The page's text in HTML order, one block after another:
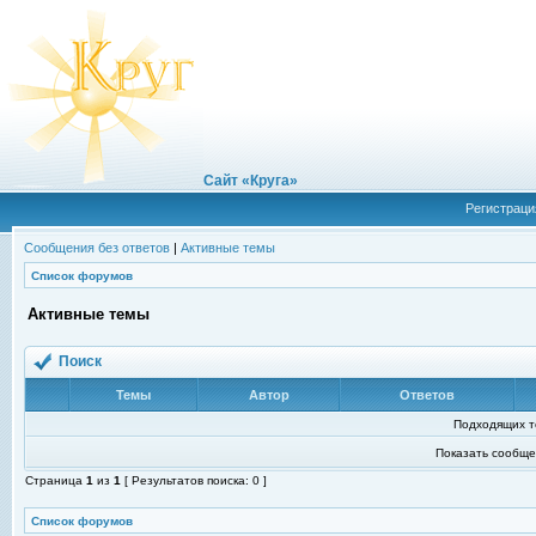
Сайт «Круга»
Сообщения без ответов | Активные темы
Список форумов
Активные темы
Поиск
Темы Автор Ответов
Подходящих
Показать
Страница 1 из 1 [ Результатов поиска: 0 ]
Список форумов